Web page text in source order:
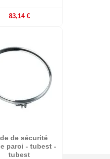
83,14 €
de sécurité
paroi - tubest -
tubest